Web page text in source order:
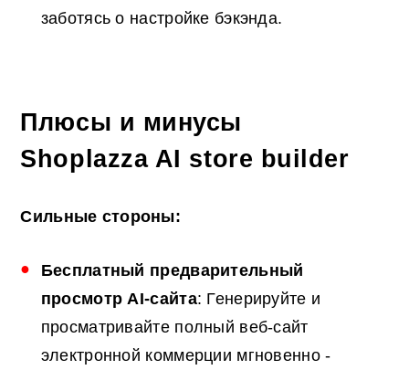
заботясь о настройке бэкэнда.
Плюсы и минусы
Shoplazza AI store builder
Сильные стороны:
Бесплатный предварительный
просмотр AI-сайта: Генерируйте и
просматривайте полный веб-сайт
электронной коммерции мгновенно -